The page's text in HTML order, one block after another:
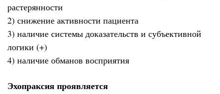
растерянности
2) снижение активности пациента
3) наличие системы доказательств и субъективной
логики (+)
4) наличие обманов восприятия
Эхопраксия проявляется